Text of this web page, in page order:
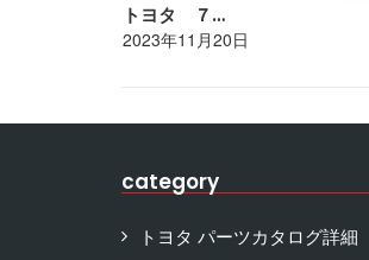
トヨタ ７…
2023年11月20日
category
トヨタ パーツカタログ詳細